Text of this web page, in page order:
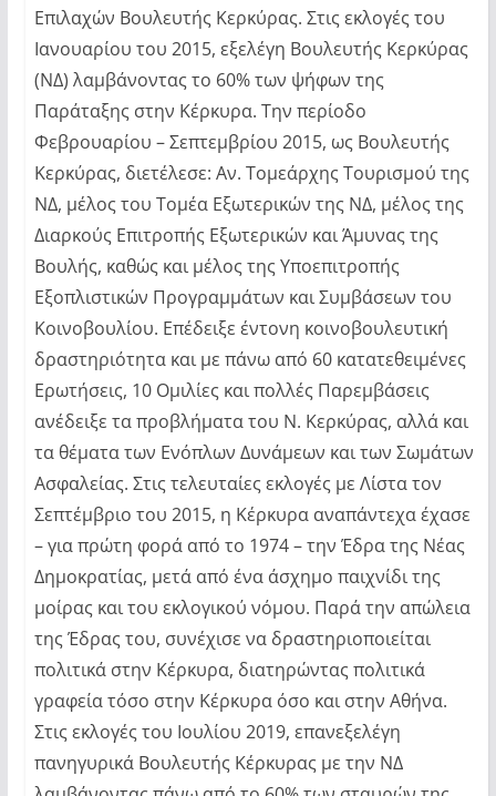
Επιλαχών Βουλευτής Κερκύρας. Στις εκλογές του
Ιανουαρίου του 2015, εξελέγη Βουλευτής Κερκύρας
(ΝΔ) λαμβάνοντας το 60% των ψήφων της
Παράταξης στην Κέρκυρα. Την περίοδο
Φεβρουαρίου – Σεπτεμβρίου 2015, ως Βουλευτής
Κερκύρας, διετέλεσε: Αν. Τομεάρχης Τουρισμού της
ΝΔ, μέλος του Τομέα Εξωτερικών της ΝΔ, μέλος της
Διαρκούς Επιτροπής Εξωτερικών και Άμυνας της
Βουλής, καθώς και μέλος της Υποεπιτροπής
Εξοπλιστικών Προγραμμάτων και Συμβάσεων του
Κοινοβουλίου. Επέδειξε έντονη κοινοβουλευτική
δραστηριότητα και με πάνω από 60 κατατεθειμένες
Ερωτήσεις, 10 Ομιλίες και πολλές Παρεμβάσεις
ανέδειξε τα προβλήματα του Ν. Κερκύρας, αλλά και
τα θέματα των Ενόπλων Δυνάμεων και των Σωμάτων
Ασφαλείας. Στις τελευταίες εκλογές με Λίστα τον
Σεπτέμβριο του 2015, η Κέρκυρα αναπάντεχα έχασε
– για πρώτη φορά από το 1974 – την Έδρα της Νέας
Δημοκρατίας, μετά από ένα άσχημο παιχνίδι της
μοίρας και του εκλογικού νόμου. Παρά την απώλεια
της Έδρας του, συνέχισε να δραστηριοποιείται
πολιτικά στην Κέρκυρα, διατηρώντας πολιτικά
γραφεία τόσο στην Κέρκυρα όσο και στην Αθήνα.
Στις εκλογές του Ιουλίου 2019, επανεξελέγη
πανηγυρικά Βουλευτής Κέρκυρας με την ΝΔ